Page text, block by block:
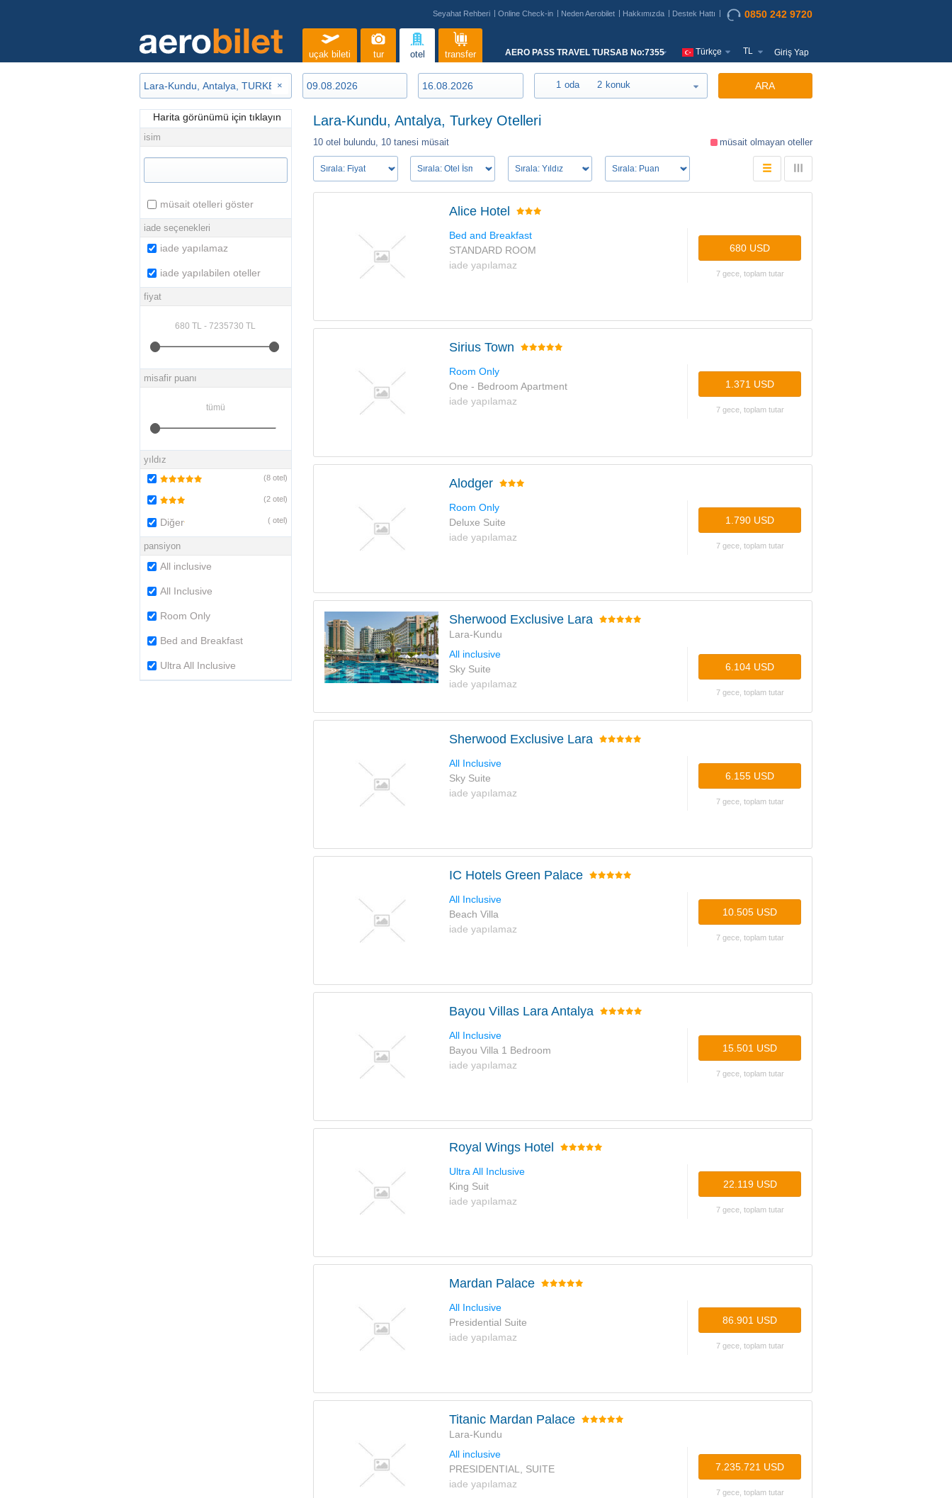
Seyahat Rehberi Online Check-in Neden Aerobilet Hakkımızda Destek Hattı 0850 242 9720
uçak bileti tur otel transfer AERO PASS TRAVEL TURSAB No:7355 Türkçe TL Giriş Yap
× 1 oda 2 konuk ARA
Harita görünümü için tıklayın
isim
müsait otelleri göster
iade seçenekleri
iade yapılamaz
iade yapılabilen oteller
fiyat
misafir puanı
yıldız
Diğer ( otel)
(2 otel)
(8 otel)
pansiyon
All inclusive
All Inclusive
Room Only
Bed and Breakfast
Ultra All Inclusive
Lara-Kundu, Antalya, Turkey Otelleri
10 otel bulundu, 10 tanesi müsait müsait olmayan oteller
Alice Hotel
Bed and Breakfast
STANDARD ROOM
iade yapılamaz
680 USD
7 gece, toplam tutar
Sirius Town
Room Only
One - Bedroom Apartment
iade yapılamaz
1.371 USD
7 gece, toplam tutar
Alodger
Room Only
Deluxe Suite
iade yapılamaz
1.790 USD
7 gece, toplam tutar
Sherwood Exclusive Lara
Lara-Kundu
All inclusive
Sky Suite
iade yapılamaz
6.104 USD
7 gece, toplam tutar
Sherwood Exclusive Lara
All Inclusive
Sky Suite
iade yapılamaz
6.155 USD
7 gece, toplam tutar
IC Hotels Green Palace
All Inclusive
Beach Villa
iade yapılamaz
10.505 USD
7 gece, toplam tutar
Bayou Villas Lara Antalya
All Inclusive
Bayou Villa 1 Bedroom
iade yapılamaz
15.501 USD
7 gece, toplam tutar
Royal Wings Hotel
Ultra All Inclusive
King Suit
iade yapılamaz
22.119 USD
7 gece, toplam tutar
Mardan Palace
All Inclusive
Presidential Suite
iade yapılamaz
86.901 USD
7 gece, toplam tutar
Titanic Mardan Palace
Lara-Kundu
All inclusive
PRESIDENTIAL, SUITE
iade yapılamaz
7.235.721 USD
7 gece, toplam tutar